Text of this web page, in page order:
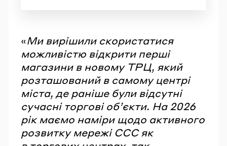
«Ми вирішили скористатися
можливістю відкрити перші
магазини в новому ТРЦ, який
розташований в самому центрі
міста, де раніше були відсутні
сучасні торгові об’єкти. На 2026
рік маємо наміри щодо активного
розвитку мережі CCC як